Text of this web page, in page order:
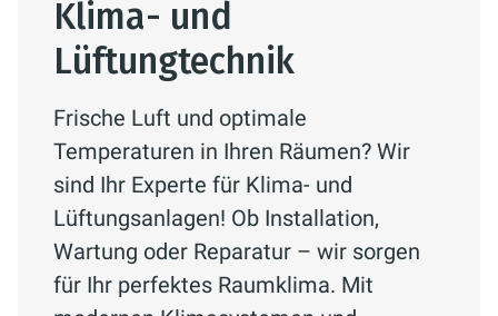
Klima- und
Lüftungtechnik
Frische Luft und optimale
Temperaturen in Ihren Räumen? Wir
sind Ihr Experte für Klima- und
Lüftungsanlagen! Ob Installation,
Wartung oder Reparatur – wir sorgen
für Ihr perfektes Raumklima. Mit